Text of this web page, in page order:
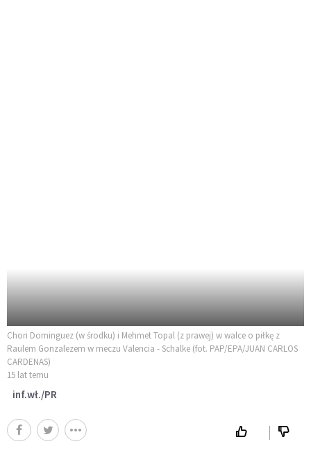
Chori Dominguez (w środku) i Mehmet Topal (z prawej) w walce o piłkę z
Raulem Gonzalezem w meczu Valencia - Schalke (fot. PAP/EPA/JUAN CARLOS
CARDENAS)
15 lat temu
inf.wł./PR